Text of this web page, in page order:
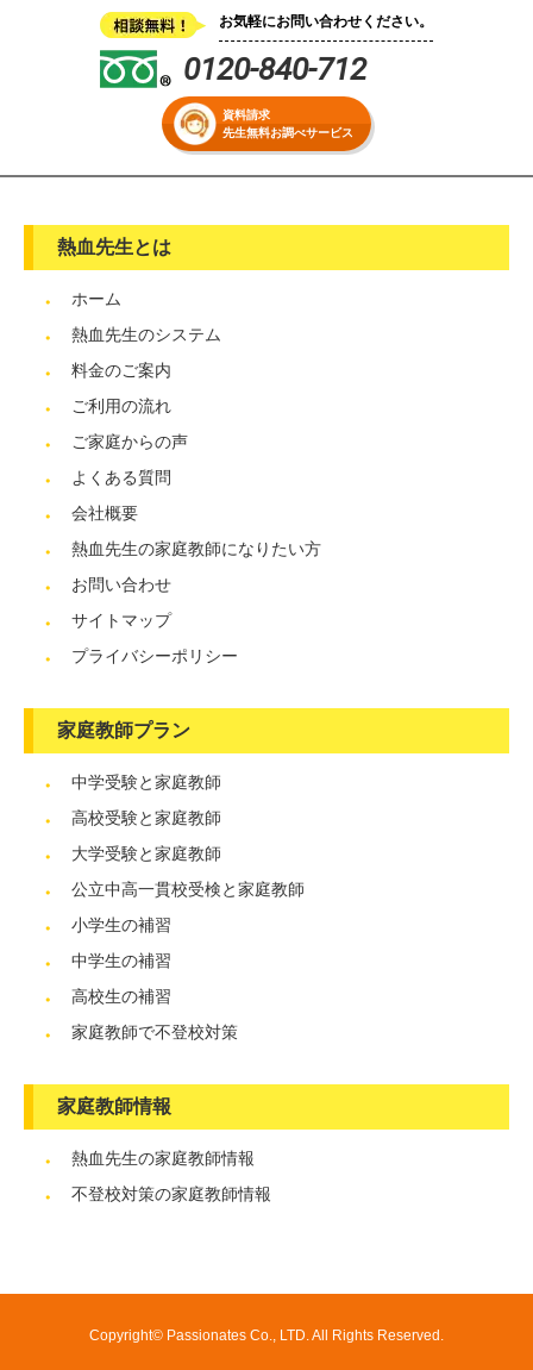
お気軽にお問い合わせください。
0120-840-712
資料請求
先生無料お調べサービス
熱血先生とは
ホーム
熱血先生のシステム
料金のご案内
ご利用の流れ
ご家庭からの声
よくある質問
会社概要
熱血先生の家庭教師になりたい方
お問い合わせ
サイトマップ
プライバシーポリシー
家庭教師プラン
中学受験と家庭教師
高校受験と家庭教師
大学受験と家庭教師
公立中高一貫校受検と家庭教師
小学生の補習
中学生の補習
高校生の補習
家庭教師で不登校対策
家庭教師情報
熱血先生の家庭教師情報
不登校対策の家庭教師情報
Copyright© Passionates Co., LTD. All Rights Reserved.